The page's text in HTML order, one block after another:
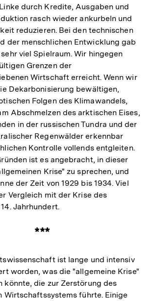
durch Kredite, Ausgaben und
rasch wieder ankurbeln und
reduzieren. Bei den technischen
der menschlichen Entwicklung gab
viel Spielraum. Wir hingegen
Grenzen der
Wirtschaft erreicht. Wenn wir
Dekarbonisierung bewältigen,
Folgen des Klimawandels,
Abschmelzen des arktischen Eises,
in der russischen Tundra und der
Regenwälder erkennbar
Kontrolle vollends entgleiten.
ist es angebracht, in dieser
Krise" zu sprechen, und
der Zeit von 1929 bis 1934. Viel
Vergleich mit der Krise des
Jahrhundert.
***
ist lange und intensiv
worden, was die "allgemeine Krise"
könnte, die zur Zerstörung des
Wirtschaftssystems führte. Einige